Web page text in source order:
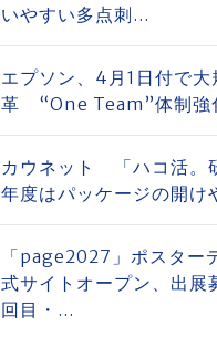
いやすい多点刺...
エプソン、4月1日付で
革 “One Team”体制強
カウネット 「ハコ活
年度はパッケージの開け
「page2027」ポスター
式サイトオープン、出
回目・...